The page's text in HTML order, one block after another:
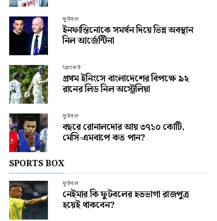
ফুটবল
ইনফান্তিনোকে সমর্থন দিয়ে ভিন্ন অবস্থান
নিল আর্জেন্টিনা
ক্রিকেট
প্রথম ইনিংসে বাংলাদেশের বিপক্ষে ৯২
রানের লিড নিল অস্ট্রেলিয়া
ফুটবল
বছরে রোনালদোর আয় ৩৭১০ কোটি,
মেসি-এমবাপে কত পান?
SPORTS BOX
ফুটবল
নেইমার কি ফুটবলের হতভাগা রাজপুত্র
হয়েই থাকবেন?